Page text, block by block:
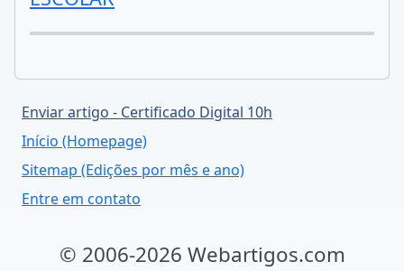
Enviar artigo - Certificado Digital 10h
Início (Homepage)
Sitemap (Edições por mês e ano)
Entre em contato
© 2006-2026 Webartigos.com